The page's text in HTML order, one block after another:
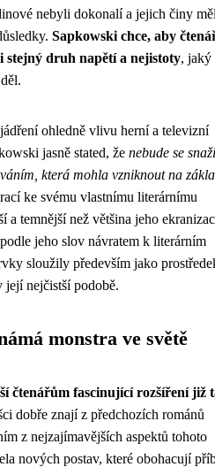
nebyli dokonalí a jejich činy
Sapkowski chce, aby
druh napětí a nejistoty, jaký
ohledně vlivu herní a televizní
jasně stated, že nebude se
která mohla vzniknout na
ke svému vlastnímu literárnímu
a temnější než většina jeho
jeho slov návratem k literárním
sloužily především jako
nejčistší podobě.
monstra ve světě
čtenářům fascinující rozšíření již
dobře znají z předchozích románů
z nejzajímavějších aspektů tohoto
nových postav, které obohacují